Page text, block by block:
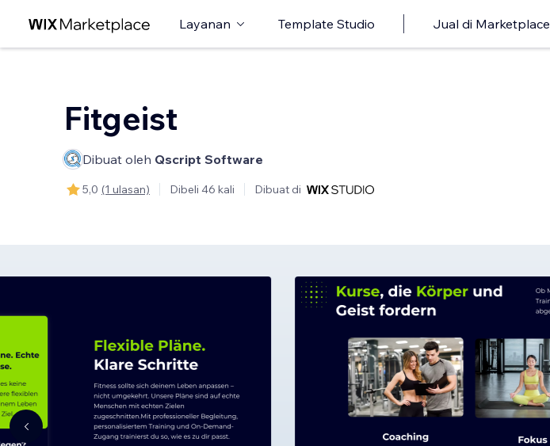
Layanan Template Studio Jual di Marketplace
Fitgeist
Dibuat oleh Qscript Software
5,0 (1 ulasan) Dibeli 46 kali Dibuat di